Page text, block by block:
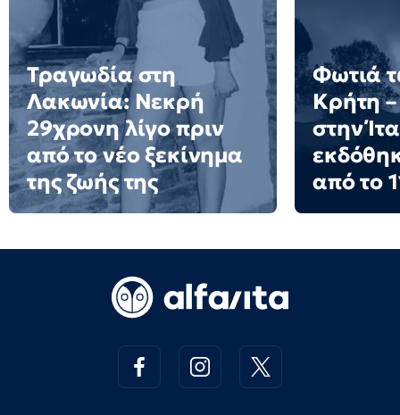
Τραγωδία στη
Λακωνία: Νεκρή
29χρονη λίγο πριν
από το νέο ξεκίνημα
της ζωής της
Φωτιά
Κρήτη
στην
από το